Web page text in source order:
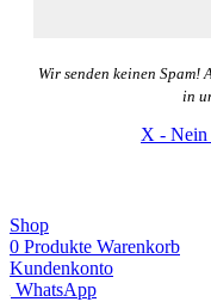
Wir senden keinen Spam!
in
X - Nein
Shop
0 Produkte Warenkorb
Kundenkonto
WhatsApp